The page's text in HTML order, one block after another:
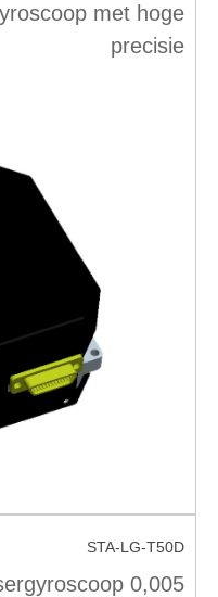
met hoge
precisie
STA-LG-T50D
0,005